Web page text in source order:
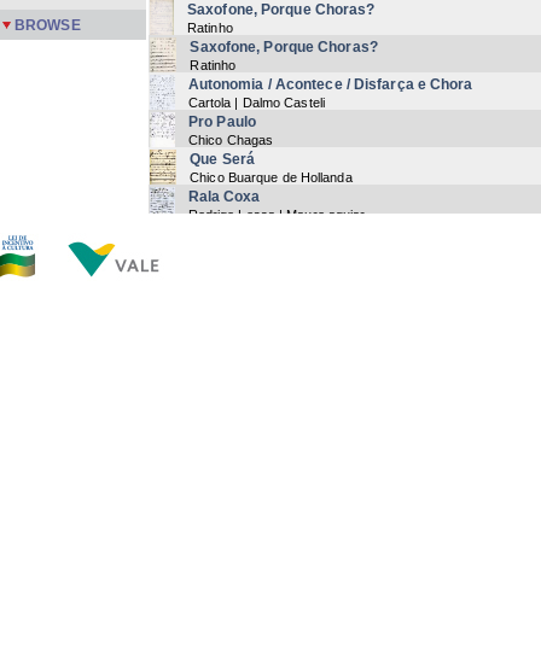
Saxofone, Porque Choras?
Ratinho
Saxofone, Porque Choras?
Ratinho
Autonomia / Acontece / Disfarça e Chora
Cartola | Dalmo Casteli
Pro Paulo
Chico Chagas
Que Será
Chico Buarque de Hollanda
Rala Coxa
Rodrigo Lessa | Mauro aguiar
BROWSE